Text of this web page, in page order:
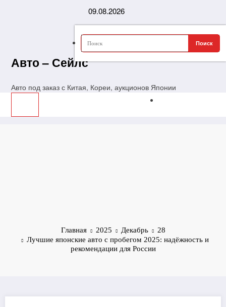
09.08.2026
Авто – Сейлс
Авто под заказ с Китая, Кореи, аукционов Японии
Главная 2025 Декабрь
28
Лучшие японские авто с пробегом 2025: надёжность и
рекомендации для России